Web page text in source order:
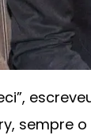
sempre